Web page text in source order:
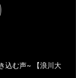
込む声~ 【浪川大